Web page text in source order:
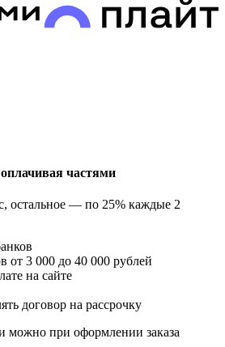
частями
остальное — по 25% каждые 2
от 3 000 до 40 000 рублей
на сайте
договор на рассрочку
можно при оформлении заказа